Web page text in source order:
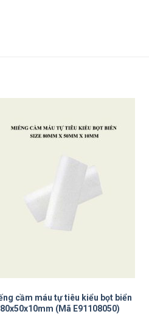
cầm máu tự tiêu kiểu bọt biển
80x50x10mm (Mã E91108050)